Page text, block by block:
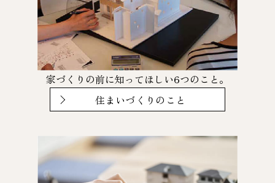
家づくりの前に知ってほしい6つのこと。
住まいづくりのこと